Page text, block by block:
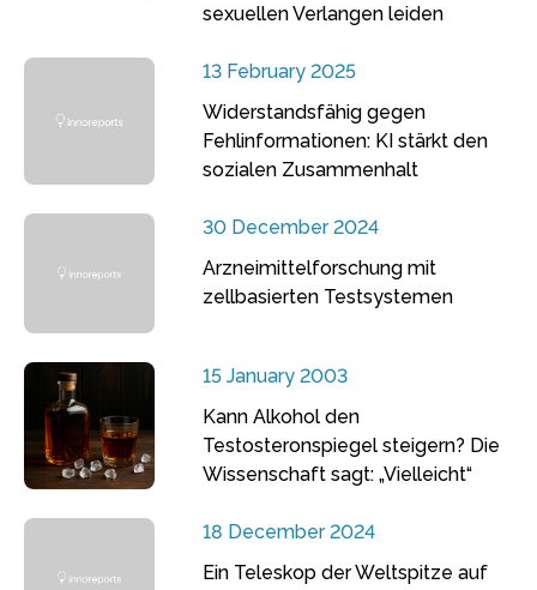
sexuellen Verlangen leiden
13 February 2025
Widerstandsfähig gegen
Fehlinformationen: KI stärkt den
sozialen Zusammenhalt
30 December 2024
Arzneimittelforschung mit
zellbasierten Testsystemen
15 January 2003
Kann Alkohol den
Testosteronspiegel steigern? Die
Wissenschaft sagt: „Vielleicht“
18 December 2024
Ein Teleskop der Weltspitze auf